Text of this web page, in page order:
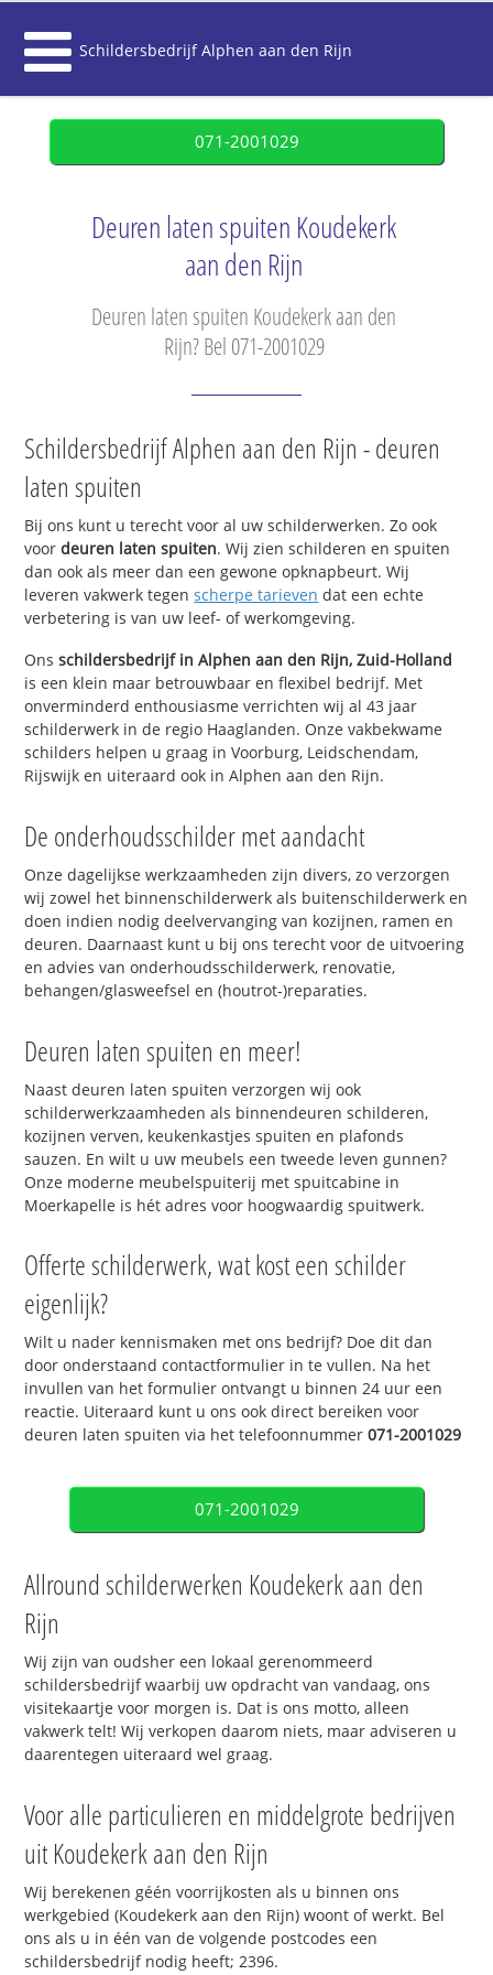
Schildersbedrijf Alphen aan den Rijn
071-2001029
Deuren laten spuiten Koudekerk
aan den Rijn
Deuren laten spuiten Koudekerk aan den
Rijn? Bel 071-2001029
Schildersbedrijf Alphen aan den Rijn - deuren
laten spuiten
Bij ons kunt u terecht voor al uw schilderwerken. Zo ook
voordeuren laten spuiten. Wij zien schilderen en spuiten
dan ook als meer dan een gewone opknapbeurt. Wij
leveren vakwerk tegenscherpe tarieven dat een echte
verbetering is van uw leef- of werkomgeving.
Onsschildersbedrijf in Alphen aan den Rijn, Zuid-Holland
is een klein maar betrouwbaar en flexibel bedrijf. Met
onverminderd enthousiasme verrichten wij al 43 jaar
schilderwerk in de regio Haaglanden. Onze vakbekwame
schilders helpen u graag in Voorburg, Leidschendam,
Rijswijk en uiteraard ook in Alphen aan den Rijn.
De onderhoudsschilder met aandacht
Onze dagelijkse werkzaamheden zijn divers, zo verzorgen
wij zowel het binnenschilderwerk als buitenschilderwerk en
doen indien nodig deelvervanging van kozijnen, ramen en
deuren. Daarnaast kunt u bij ons terecht voor de uitvoering
en advies van onderhoudsschilderwerk, renovatie,
behangen/glasweefsel en (houtrot-)reparaties.
Deuren laten spuiten en meer!
Naast deuren laten spuiten verzorgen wij ook
schilderwerkzaamheden als binnendeuren schilderen,
kozijnen verven, keukenkastjes spuiten en plafonds
sauzen. En wilt u uw meubels een tweede leven gunnen?
Onze moderne meubelspuiterij met spuitcabine in
Moerkapelle is hét adres voor hoogwaardig spuitwerk.
Offerte schilderwerk, wat kost een schilder
eigenlijk?
Wilt u nader kennismaken met ons bedrijf? Doe dit dan
door onderstaand contactformulier in te vullen. Na het
invullen van het formulier ontvangt u binnen 24 uur een
reactie. Uiteraard kunt u ons ook direct bereiken voor
deuren laten spuiten via het telefoonnummer071-2001029
071-2001029
Allround schilderwerken Koudekerk aan den
Rijn
Wij zijn van oudsher een lokaal gerenommeerd
schildersbedrijf waarbij uw opdracht van vandaag, ons
visitekaartje voor morgen is. Dat is ons motto, alleen
vakwerk telt! Wij verkopen daarom niets, maar adviseren u
daarentegen uiteraard wel graag.
Voor alle particulieren en middelgrote bedrijven
uit Koudekerk aan den Rijn
Wij berekenen géén voorrijkosten als u binnen ons
werkgebied (Koudekerk aan den Rijn) woont of werkt. Bel
ons als u in één van de volgende postcodes een
schildersbedrijf nodig heeft; 2396.